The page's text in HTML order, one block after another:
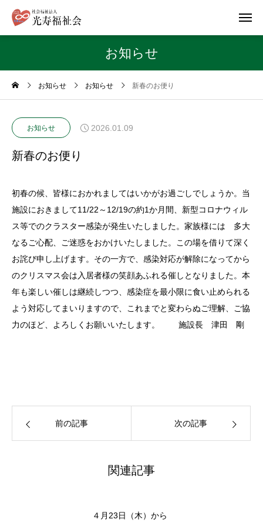
お知らせ
お知らせ お知らせ 新春のお便り
お知らせ 2026.01.09
新春のお便り
初春の候、皆様におかれましてはいかがお過ごしでしょうか。当
施設におきまして11/22～12/19の約1か月間、新型コロナウィル
ス等でのクラスター感染が発生いたしました。家族様には 多大
なるご心配、ご迷惑をおかけいたしました。この場を借りて深く
お詫び申し上げます。その一方で、感染対応が解除になってから
のクリスマス会は入居者様の笑顔あふれる催しとなりました。本
年も楽しい催しは継続しつつ、感染症を最小限に食い止められる
よう対応してまいりますので、これまでと変わらぬご理解、ご協
力のほど、よろしくお願いいたします。 施設長 津田 剛
前の記事 次の記事
関連記事
４月23日（木）から